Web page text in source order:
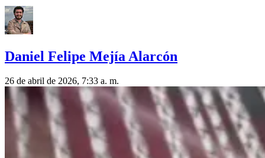
Daniel Felipe Mejía Alarcón
26 de abril de 2026, 7:33 a. m.